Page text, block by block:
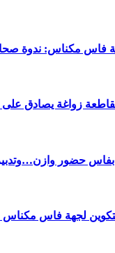
فاس مكناس: ندوة
زواغة يصادق على
بفاس حضور
لجهة فاس